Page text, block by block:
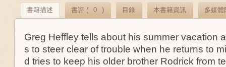
書籍描述 書評 ( 0 ) 目錄 本書籍資訊 多媒體
Greg Heffley tells about his summer vacation
s to steer clear of trouble when he returns to
d tries to keep his older brother Rodrick from